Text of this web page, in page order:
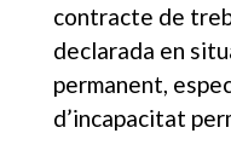
contracte de
declarada en
permanent,
d’incapacitat